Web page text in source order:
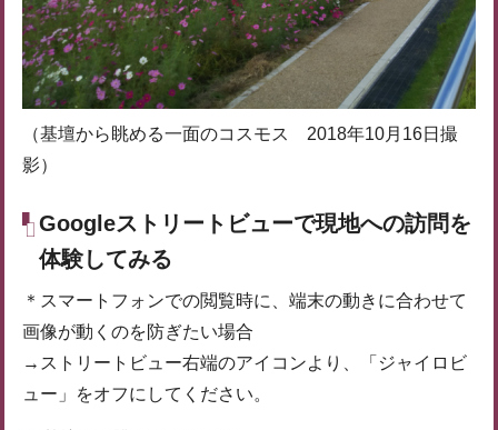
（基壇から眺める一面のコスモス 2018年10月16日撮
影）
Googleストリートビューで現地への訪問を
体験してみる
＊スマートフォンでの閲覧時に、端末の動きに合わせて
画像が動くのを防ぎたい場合
→ストリートビュー右端のアイコンより、「ジャイロビ
ュー」をオフにしてください。